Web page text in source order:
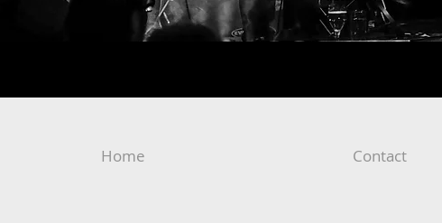
Home Contact